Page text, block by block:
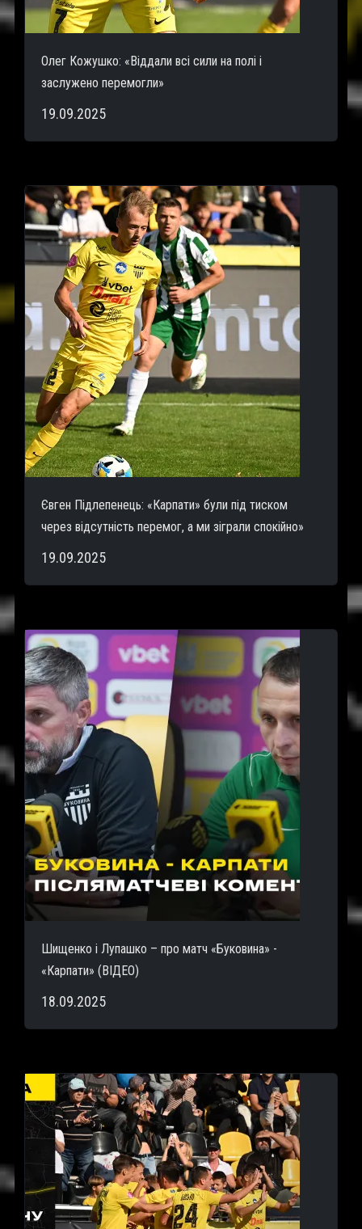
Олег Кожушко: «Віддали всі сили на полі і
заслужено перемогли»
19.09.2025
Євген Підлепенець: «Карпати» були під тиском
через відсутність перемог, а ми зіграли спокійно»
19.09.2025
Шищенко і Лупашко – про матч «Буковина» -
«Карпати» (ВІДЕО)
18.09.2025